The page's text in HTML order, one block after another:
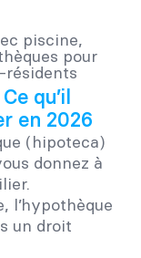
qu’il
en 2026
(hipoteca)
donnez à
l’hypothèque
un droit